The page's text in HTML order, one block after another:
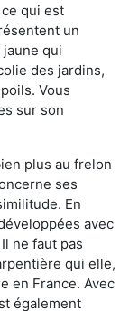
qui est
un
qui
des jardins,
Vous
sur son
plus au frelon
ses
En
avec
ne faut pas
qui elle,
en France. Avec
également